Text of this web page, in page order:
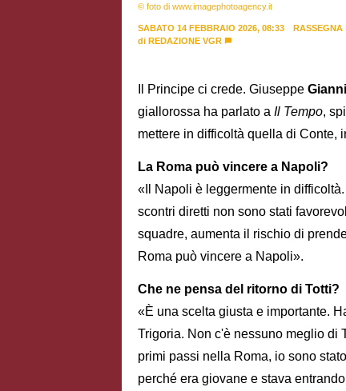
© foto di www.imagephotoagency.it
SABATO 14 FEBBRAIO 2026, 08:33
RASSEGNA
di REDAZIONE VGR
Il Principe ci crede. Giuseppe
giallorossa ha parlato a Il Tempo,
mettere in difficoltà quella di Conte,
La Roma può vincere a Napoli?
«Il Napoli è leggermente in
scontri diretti non sono stati
squadre, aumenta il rischio di
Roma può vincere a Napoli».
Che ne pensa del ritorno di Totti?
«È una scelta giusta e importante.
Trigoria. Non c'è nessuno meglio di
primi passi nella Roma, io sono
perché era giovane e stava